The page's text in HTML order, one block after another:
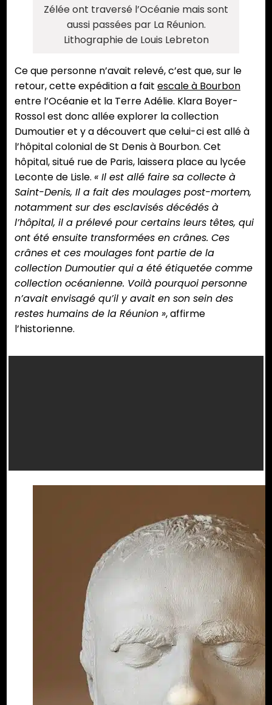
Zélée ont traversé l’Océanie mais sont
aussi passées par La Réunion.
Lithographie de Louis Lebreton
Ce que personne n’avait relevé, c’est que, sur le
retour, cette expédition a fait escale à Bourbon
entre l’Océanie et la Terre Adélie. Klara Boyer-
Rossol est donc allée explorer la collection
Dumoutier et y a découvert que celui-ci est allé à
l’hôpital colonial de St Denis à Bourbon. Cet
hôpital, situé rue de Paris, laissera place au lycée
Leconte de Lisle. « Il est allé faire sa collecte à
Saint-Denis, Il a fait des moulages post-mortem,
notamment sur des esclavisés décédés à
l’hôpital, il a prélevé pour certains leurs têtes, qui
ont été ensuite transformées en crânes. Ces
crânes et ces moulages font partie de la
collection Dumoutier qui a été étiquetée comme
collection océanienne. Voilà pourquoi personne
n’avait envisagé qu’il y avait en son sein des
restes humains de la Réunion », affirme
l’historienne.
Pittoresque aux sites
enchanteurs,
de La Réunion, Saint-
Denis, 1913, ouvrage
conservé au centre
de documentation
de la DAC de La
enchanteurs,
Gustave Manes,
de La Réunion, Saint-
Denis, 1913, ouvrage
conservé au centre
de documentation
de la DAC de La
Réunion.